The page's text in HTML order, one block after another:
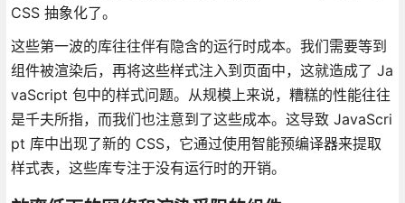
CSS 抽象化了。
这些第一波的库往往伴有隐含的运行时成本。我们需要等到
组件被渲染后，再将这些样式注入到页面中，这就造成了 Ja
vaScript 包中的样式问题。从规模上来说，糟糕的性能往往
是千夫所指，而我们也注意到了这些成本。这导致 JavaScri
pt 库中出现了新的 CSS，它通过使用智能预编译器来提取
样式表，这些库专注于没有运行时的开销。